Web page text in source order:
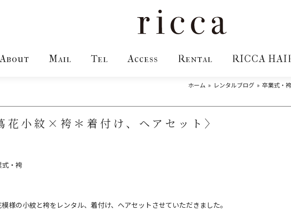
About Mail Tel Access Rental RICCA
ホーム レンタルブログ 卒業式・袴
花小紋×袴＊着付け、ヘアセット〉
・袴
様の小紋と袴をレンタル、着付け、ヘアセットさせていただきました。